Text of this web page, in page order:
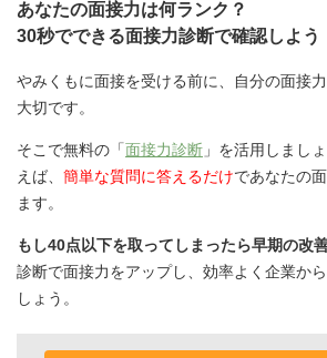
あなたの面接力は何ランク？
30秒でできる面接力診断で確認しよう
やみくもに面接を受ける前に、自分の面接
大切です。
そこで無料の「面接力診断 」を活用しまし
えば、 簡単な質問に答えるだけであなたの
ます。
もし40点以下を取ってしまったら早期の改
診断で面接力をアップし、効率よく企業か
しょう。